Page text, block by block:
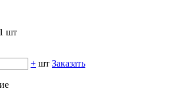
шт
+ шт Заказать